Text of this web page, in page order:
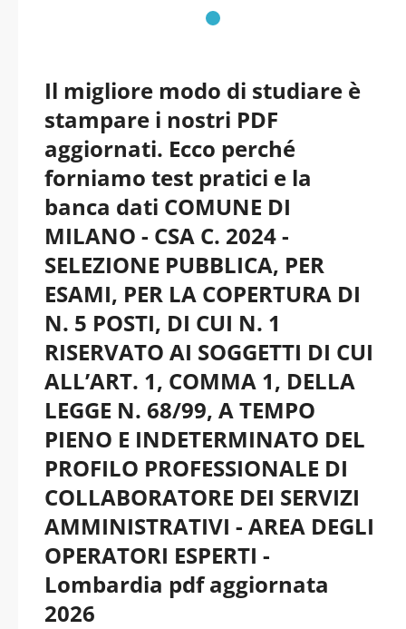
versione 2026
Il migliore modo di studiare è
stampare i nostri PDF
aggiornati. Ecco perché
forniamo test pratici e la
banca dati COMUNE DI
MILANO - CSA C. 2024 -
SELEZIONE PUBBLICA, PER
ESAMI, PER LA COPERTURA DI
N. 5 POSTI, DI CUI N. 1
RISERVATO AI SOGGETTI DI CUI
ALL’ART. 1, COMMA 1, DELLA
LEGGE N. 68/99, A TEMPO
PIENO E INDETERMINATO DEL
PROFILO PROFESSIONALE DI
COLLABORATORE DEI SERVIZI
AMMINISTRATIVI - AREA DEGLI
OPERATORI ESPERTI -
Lombardia pdf aggiornata
2026